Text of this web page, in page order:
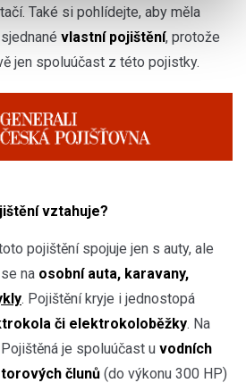
Také si pohlídejte, aby měla
vlastní pojištění, protože
jen spoluúčast z této pojistky.
vztahuje?
pojištění spojuje jen s auty, ale
na osobní auta, karavany,
. Pojištění kryje i jednostopá
či elektrokoloběžky. Na
je spoluúčast u vodních
člunů (do výkonu 300 HP)